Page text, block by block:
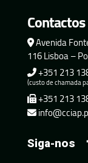
Contactos
Avenida
116 Lisboa –
+351 213
(custo de chamada
+351 213
Siga-nos